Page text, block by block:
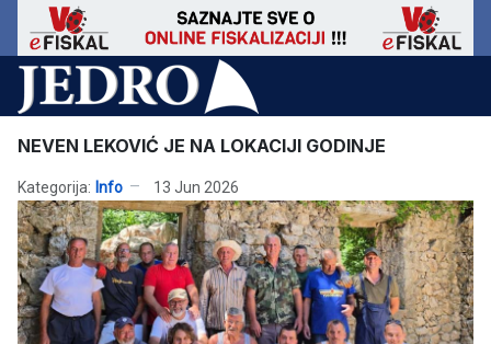
NEVEN LEKOVIĆ JE NA LOKACIJI GODINJE
Kategorija: Info 13 Jun 2026